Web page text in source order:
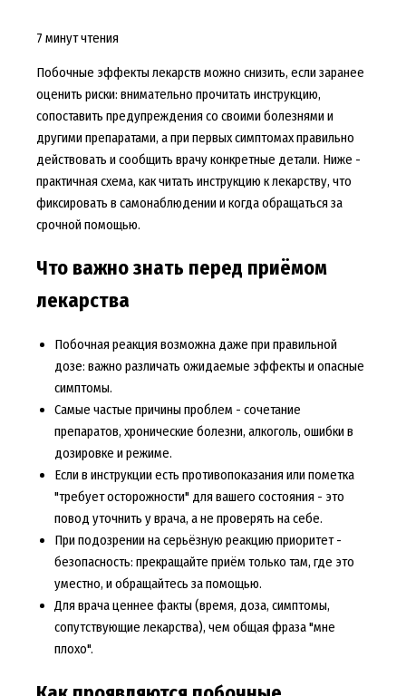
7 минут чтения
Побочные эффекты лекарств можно снизить, если заранее
оценить риски: внимательно прочитать инструкцию,
сопоставить предупреждения со своими болезнями и
другими препаратами, а при первых симптомах правильно
действовать и сообщить врачу конкретные детали. Ниже -
практичная схема, как читать инструкцию к лекарству, что
фиксировать в самонаблюдении и когда обращаться за
срочной помощью.
Что важно знать перед приёмом
лекарства
Побочная реакция возможна даже при правильной
дозе: важно различать ожидаемые эффекты и опасные
симптомы.
Самые частые причины проблем - сочетание
препаратов, хронические болезни, алкоголь, ошибки в
дозировке и режиме.
Если в инструкции есть противопоказания или пометка
"требует осторожности" для вашего состояния - это
повод уточнить у врача, а не проверять на себе.
При подозрении на серьёзную реакцию приоритет -
безопасность: прекращайте приём только там, где это
уместно, и обращайтесь за помощью.
Для врача ценнее факты (время, доза, симптомы,
сопутствующие лекарства), чем общая фраза "мне
плохо".